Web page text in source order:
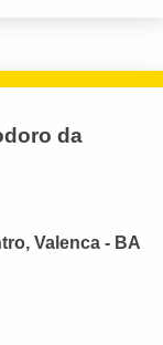
da
Valenca - BA